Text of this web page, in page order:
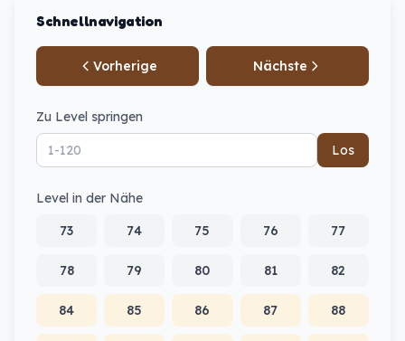
Schnellnavigation
Vorherige Nächste
Zu Level springen
Los
Level in der Nähe
73
74 75 76 77
78 79 80 81 82
84 85 86 87 88